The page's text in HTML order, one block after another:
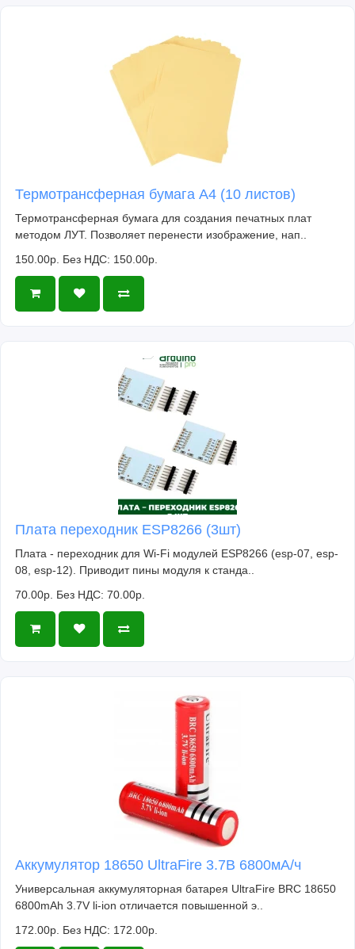
Термотрансферная бумага А4 (10 листов)
Термотрансферная бумага для создания печатных плат
методом ЛУТ. Позволяет перенести изображение, нап..
150.00р. Без НДС: 150.00р.
Плата переходник ESP8266 (3шт)
Плата - переходник для Wi-Fi модулей ESP8266 (esp-07, esp-
08, esp-12). Приводит пины модуля к станда..
70.00р. Без НДС: 70.00р.
Аккумулятор 18650 UltraFire 3.7В 6800мА/ч
Универсальная аккумуляторная батарея UltraFire BRC 18650
6800mAh 3.7V li-ion отличается повышенной э..
172.00р. Без НДС: 172.00р.